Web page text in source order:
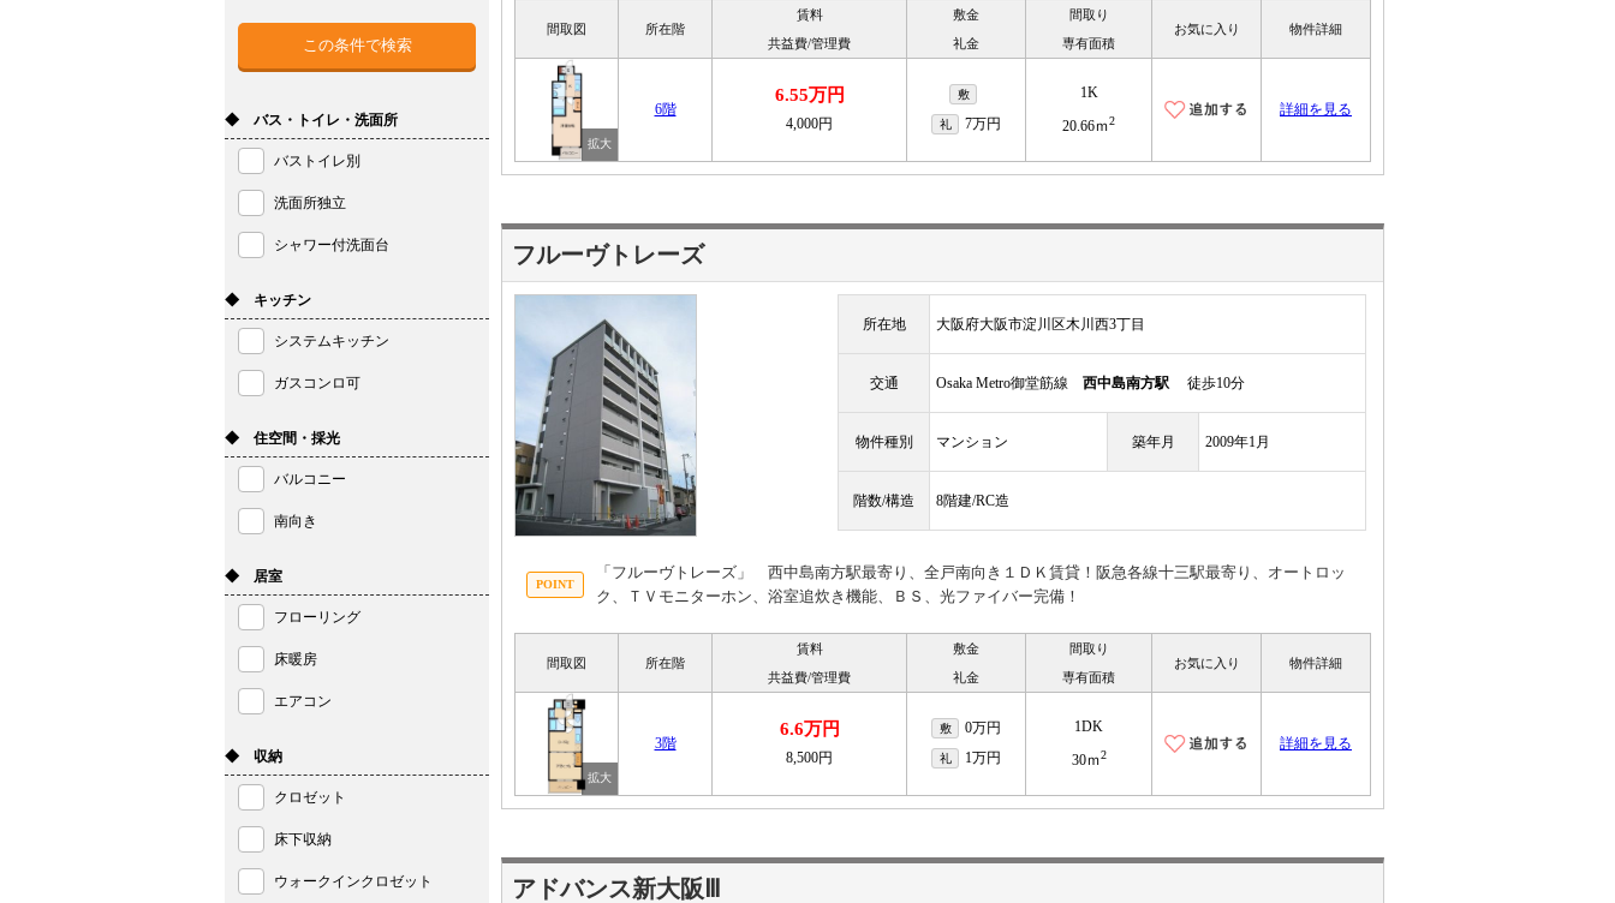
間取図 所在階
賃料
共益費/管理費
敷金
礼金
間取り
専有面積
お気に入り 物件詳細
6階
6.55万円
4,000円
敷
礼 7万円
1K
20.66ｍ2
詳細を見る
フルーヴトレーズ
所在地 大阪府大阪市淀川区木川西3丁目
交通 Osaka Metro御堂筋線 西中島南方駅 徒歩10分
物件種別 マンション 築年月 2009年1月
階数/構造 8階建/RC造
「フルーヴトレーズ」 西中島南方駅最寄り、全戸南向き１ＤＫ賃貸！阪急各線十三駅最寄り、オートロッ
ク、ＴＶモニターホン、浴室追炊き機能、ＢＳ、光ファイバー完備！
間取図 所在階
賃料
共益費/管理費
敷金
礼金
間取り
専有面積
お気に入り 物件詳細
3階
6.6万円
8,500円
敷 0万円
礼 1万円
1DK
30ｍ2
詳細を見る
アドバンス新大阪Ⅲ
◆ バス・トイレ・洗面所
バストイレ別
洗面所独立
シャワー付洗面台
◆ キッチン
システムキッチン
ガスコンロ可
◆ 住空間・採光
バルコニー
南向き
◆ 居室
フローリング
床暖房
エアコン
◆ 収納
クロゼット
床下収納
ウォークインクロゼット